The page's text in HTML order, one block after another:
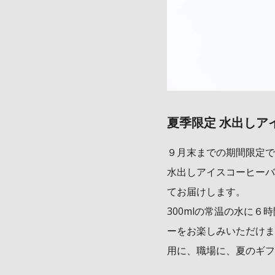
夏季限定 水出しア
９月末までの期間限定
水出しアイスコーヒー
てお届けします。
300mlの常温の水に６
ーをお楽しみいただけ
用に、職場に、夏のギ